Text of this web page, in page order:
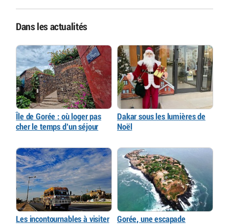
Dans les actualités
Île de Gorée : où loger pas
cher le temps d’un séjour
Dakar sous les lumières de
Noël
Les incontournables à visiter
Gorée, une escapade